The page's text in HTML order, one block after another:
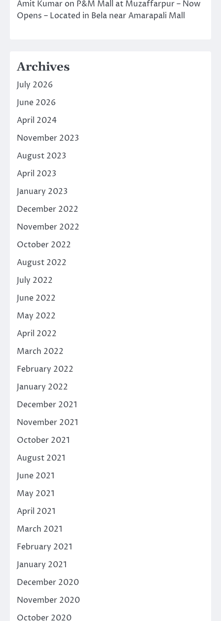
Amit Kumar on P&M Mall at Muzaffarpur – Now
Opens – Located in Bela near Amarapali Mall
Archives
July 2026
June 2026
April 2024
November 2023
August 2023
April 2023
January 2023
December 2022
November 2022
October 2022
August 2022
July 2022
June 2022
May 2022
April 2022
March 2022
February 2022
January 2022
December 2021
November 2021
October 2021
August 2021
June 2021
May 2021
April 2021
March 2021
February 2021
January 2021
December 2020
November 2020
October 2020